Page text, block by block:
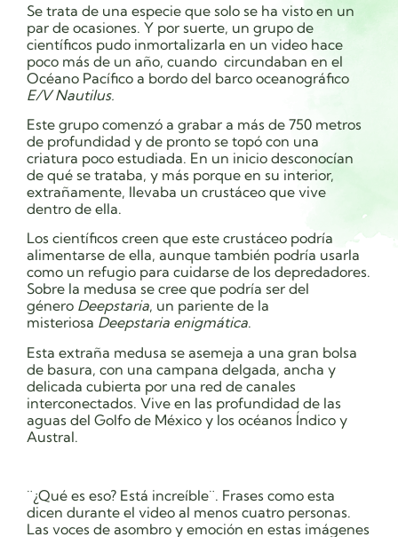
Se trata de una especie que solo se ha visto en un
par de ocasiones. Y por suerte, un grupo de
científicos pudo inmortalizarla en un video hace
poco más de un año, cuando circundaban en el
Océano Pacífico a bordo del barco oceanográfico
E/V Nautilus.
Este grupo comenzó a grabar a más de 750 metros
de profundidad y de pronto se topó con una
criatura poco estudiada. En un inicio desconocían
de qué se trataba, y más porque en su interior,
extrañamente, llevaba un crustáceo que vive
dentro de ella.
Los científicos creen que este crustáceo podría
alimentarse de ella, aunque también podría usarla
como un refugio para cuidarse de los depredadores.
Sobre la medusa se cree que podría ser del
género Deepstaria, un pariente de la
misteriosa Deepstaria enigmática.
Esta extraña medusa se asemeja a una gran bolsa
de basura, con una campana delgada, ancha y
delicada cubierta por una red de canales
interconectados. Vive en las profundidad de las
aguas del Golfo de México y los océanos Índico y
Austral.
¨¿Qué es eso? Está increíble¨. Frases como esta
dicen durante el video al menos cuatro personas.
Las voces de asombro y emoción en estas imágenes